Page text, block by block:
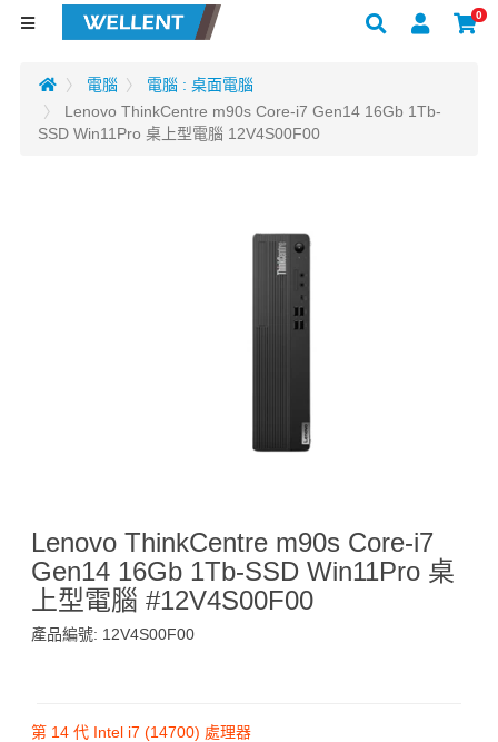
0
電腦
電腦 : 桌面電腦
Lenovo ThinkCentre m90s Core-i7 Gen14 16Gb 1Tb-
SSD Win11Pro 桌上型電腦 12V4S00F00
Lenovo ThinkCentre m90s Core-i7
Gen14 16Gb 1Tb-SSD Win11Pro 桌
上型電腦 #12V4S00F00
產品編號: 12V4S00F00
第 14 代 Intel i7 (14700) 處理器